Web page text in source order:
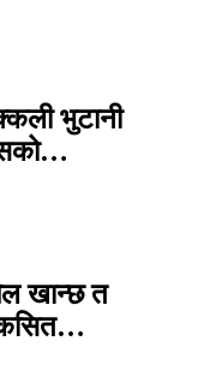
भुटानी
खान्छ त